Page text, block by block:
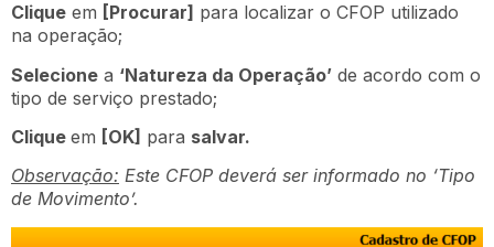
Clique em [Procurar] para localizar o CFOP utilizado
na operação;
Selecione a ‘Natureza da Operação’ de acordo com o
tipo de serviço prestado;
Clique em [OK] para salvar.
Observação: Este CFOP deverá ser informado no ‘Tipo
de Movimento’.